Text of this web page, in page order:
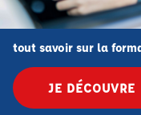
tout savoir sur la
JE DÉCOUVRE